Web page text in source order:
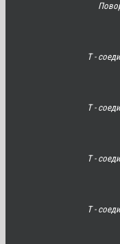
Т -
Т -
Т -
Т -